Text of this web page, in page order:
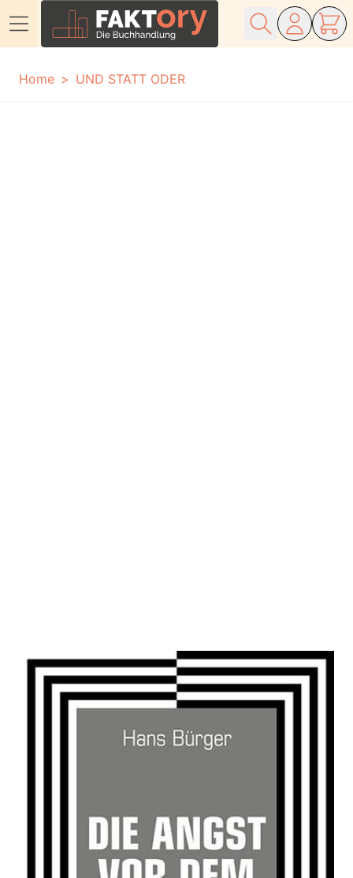
Home
UND STATT ODER
UND STATT ODER
Ermunterung zu einer Debattenkultur in Grautönen
Hans Bürger